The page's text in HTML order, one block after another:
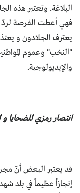
البلاغة. وتعتبر هذه
فهي أعطت الفرصة لردّ
يعترف الجلادون و
"النخب" وعموم
والإيديولوجية.
انتصار رمزي للضحايا و
قد يعتبر البعض أنّ
إنجازاً عظيماً في بلد